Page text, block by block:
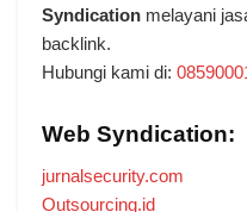
Syndication melayani
backlink.
Hubungi kami di:
Web Syndication:
jurnalsecurity.com
Outsourcing.id